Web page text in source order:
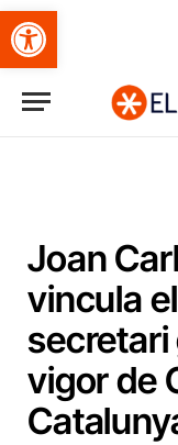
Obre la barra d'eines
Joan
vincula
secretari
vigor de